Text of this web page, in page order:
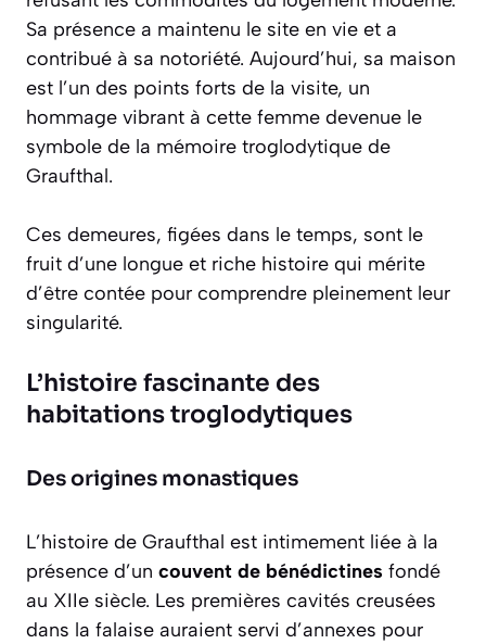
Sa présence a maintenu le site en vie et a
contribué à sa notoriété. Aujourd’hui, sa maison
est l’un des points forts de la visite, un
hommage vibrant à cette femme devenue le
symbole de la mémoire troglodytique de
Graufthal.
Ces demeures, figées dans le temps, sont le
fruit d’une longue et riche histoire qui mérite
d’être contée pour comprendre pleinement leur
singularité.
L’histoire fascinante des
habitations troglodytiques
Des origines monastiques
L’histoire de Graufthal est intimement liée à la
présence d’un couvent de bénédictines fondé
au XIIe siècle. Les premières cavités creusées
dans la falaise auraient servi d’annexes pour